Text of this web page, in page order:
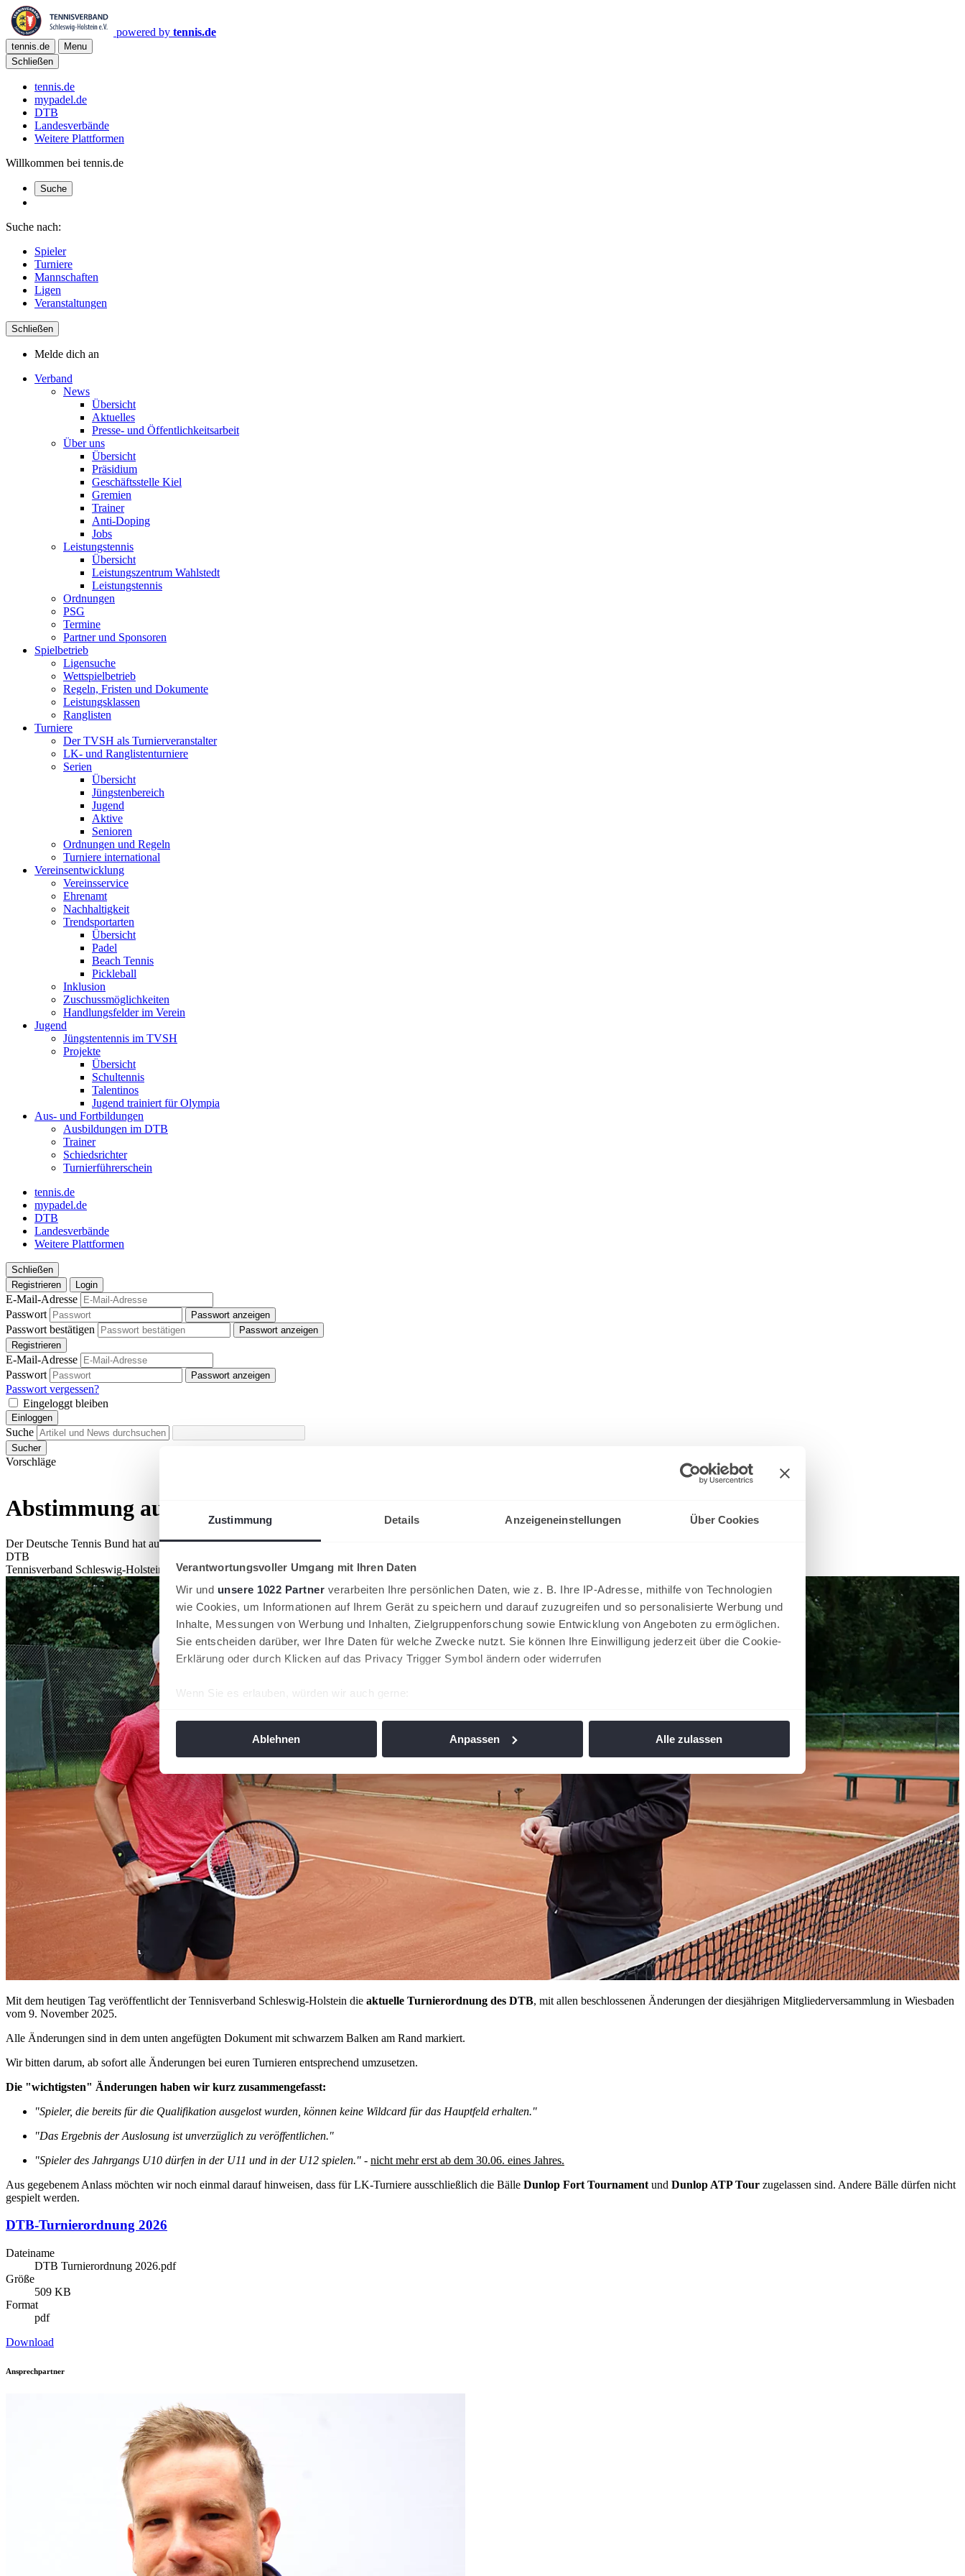
Zustimmung Details Anzeigeneinstellungen Über Cookies
Verantwortungsvoller Umgang mit Ihren Daten
Wir und unsere 1022 Partner verarbeiten Ihre persönlichen Daten, wie z. B. Ihre IP-Adresse, mithilfe von Technologien
wie Cookies, um Informationen auf Ihrem Gerät zu speichern und darauf zuzugreifen und so personalisierte Werbung und
Inhalte, Messungen von Werbung und Inhalten, Zielgruppenforschung sowie Entwicklung von Angeboten zu ermöglichen.
Sie entscheiden darüber, wer Ihre Daten für welche Zwecke nutzt. Sie können Ihre Einwilligung jederzeit über die Cookie-
Erklärung oder durch Klicken auf das Privacy Trigger Symbol ändern oder widerrufen
Wenn Sie es erlauben, würden wir auch gerne:
Wir verwenden Cookies, um Inhalte und Anzeigen zu personalisieren, Funktionen für soziale Medien anbieten zu können
und die Zugriffe auf unsere Website zu analysieren. Außerdem geben wir Informationen zu Ihrer Verwendung unserer
Website an unsere Partner für soziale Medien, Werbung und Analysen weiter. Unsere Partner führen diese Informationen
möglicherweise mit weiteren Daten zusammen, die Sie ihnen bereitgestellt haben oder die sie im Rahmen Ihrer Nutzung
der Dienste gesammelt haben. Die
Cookie-Einstellungen
können jederzeit über den Link im Footer aufgerufen und
angepasst werden.
Ablehnen Anpassen Alle zulassen
powered by tennis.de
tennis.de
Menu
Schließen
tennis.de
mypadel.de
DTB
Landesverbände
Weitere Plattformen
Willkommen bei tennis.de
Suche
Suche nach:
Spieler
Turniere
Mannschaften
Ligen
Veranstaltungen
Schließen
Melde dich an
Verband
News
Übersicht
Aktuelles
Presse- und Öffentlichkeitsarbeit
Über uns
Übersicht
Präsidium
Geschäftsstelle Kiel
Gremien
Trainer
Anti-Doping
Jobs
Leistungstennis
Übersicht
Leistungszentrum Wahlstedt
Leistungstennis
Ordnungen
PSG
Termine
Partner und Sponsoren
Spielbetrieb
Ligensuche
Wettspielbetrieb
Regeln, Fristen und Dokumente
Leistungsklassen
Ranglisten
Turniere
Der TVSH als Turnierveranstalter
LK- und Ranglistenturniere
Serien
Übersicht
Jüngstenbereich
Jugend
Aktive
Senioren
Ordnungen und Regeln
Turniere international
Vereinsentwicklung
Vereinsservice
Ehrenamt
Nachhaltigkeit
Trendsportarten
Übersicht
Padel
Beach Tennis
Pickleball
Inklusion
Zuschussmöglichkeiten
Handlungsfelder im Verein
Jugend
Jüngstentennis im TVSH
Projekte
Übersicht
Schultennis
Talentinos
Jugend trainiert für Olympia
Aus- und Fortbildungen
Ausbildungen im DTB
Trainer
Schiedsrichter
Turnierführerschein
tennis.de
mypadel.de
DTB
Landesverbände
Weitere Plattformen
Schließen
Registrieren
Login
E-Mail-Adresse
Passwort
Passwort anzeigen
Passwort bestätigen
Passwort anzeigen
Registrieren
E-Mail-Adresse
Passwort
Passwort anzeigen
Passwort vergessen?
Eingeloggt bleiben
Einloggen
Suche
Sucher
Vorschläge
Abstimmung auf der Mitgliederversammlung: Neue DTB-Turnierordnung online
Der Deutsche Tennis Bund hat auf der diesjährigen Mitgliederversammlung in Wiesbaden über Änderungen in der Turnierordnung abstimmen lassen.
DTB
Tennisverband Schleswig-Holstein
Mit dem heutigen Tag veröffentlicht der Tennisverband Schleswig-Holstein die aktuelle Turnierordnung des DTB, mit allen beschlossenen Änderungen der diesjährigen Mitgliederversammlung in Wiesbaden
vom 9. November 2025.
Alle Änderungen sind in dem unten angefügten Dokument mit schwarzem Balken am Rand markiert.
Wir bitten darum, ab sofort alle Änderungen bei euren Turnieren entsprechend umzusetzen.
Die "wichtigsten" Änderungen haben wir kurz zusammengefasst:
"Spieler, die bereits für die Qualifikation ausgelost wurden, können keine Wildcard für das Hauptfeld erhalten."
"Das Ergebnis der Auslosung ist unverzüglich zu veröffentlichen."
"Spieler des Jahrgangs U10 dürfen in der U11 und in der U12 spielen." - nicht mehr erst ab dem 30.06. eines Jahres.
Aus gegebenem Anlass möchten wir noch einmal darauf hinweisen, dass für LK-Turniere ausschließlich die Bälle Dunlop Fort Tournament und Dunlop ATP Tour zugelassen sind. Andere Bälle dürfen nicht
gespielt werden.
DTB-Turnierordnung 2026
Dateiname
DTB Turnierordnung 2026.pdf
Größe
509 KB
Format
pdf
Download
Ansprechpartner